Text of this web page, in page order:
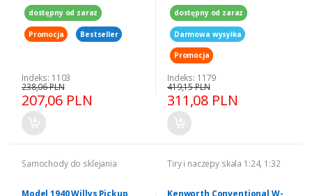
dostępny od zaraz
Promocja Bestseller
Indeks: 1103
207,06 PLN
238,06 PLN
dostępny od zaraz
Darmowa wysyłka
Promocja
Indeks: 1179
311,08 PLN
419,15 PLN
Samochody do sklejania Tiry i naczepy skala 1:24, 1:32